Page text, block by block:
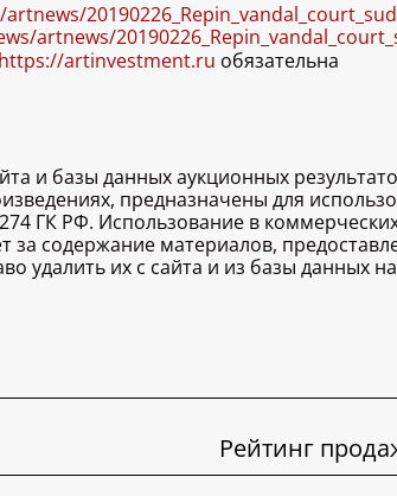
artnews/
https://artinvestment.ru обязательна
и базы данных аукционных
предназначены для
ГК РФ. Использование в
за содержание материалов,
удалить их с сайта и из базы
Рейтинг